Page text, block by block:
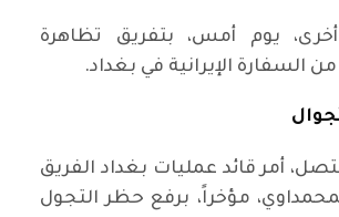
يوم أمس، بتفريق تظاهرة
السفارة الإيرانية في بغداد.
أمر قائد عمليات بغداد الفريق
مؤخراً، برفع حظر التجول